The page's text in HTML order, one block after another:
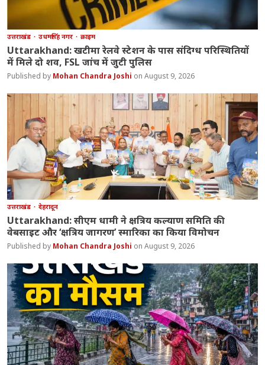
उत्तराखंड उधमसिंह नगर क्राइम
Uttarakhand: खटीमा रेलवे स्टेशन के पास संदिग्ध परिस्थितियों
में मिले दो शव, FSL जांच में जुटी पुलिस
Mohan Chandra Joshi August 9, 2026
उत्तराखंड देहरादून
Uttarakhand: सीएम धामी ने क्षत्रिय कल्याण समिति की
वेबसाइट और ‘क्षत्रिय जागरण’ स्मारिका का किया विमोचन
Mohan Chandra Joshi August 9, 2026